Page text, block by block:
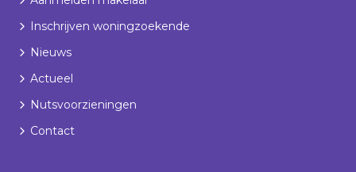
Inschrijven woningzoekende
Nieuws
Actueel
Nutsvoorzieningen
Contact